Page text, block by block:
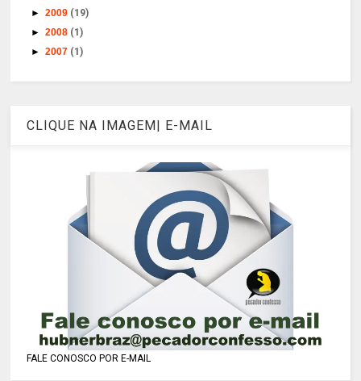
►2009 (19)
►2008 (1)
►2007 (1)
CLIQUE NA IMAGEM| E-MAIL
FALE CONOSCO POR E-MAIL